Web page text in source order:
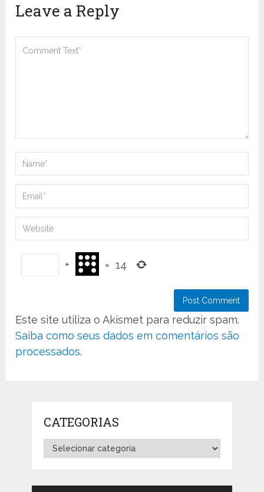
Leave a Reply
+ = 14
Este site utiliza o Akismet para reduzir spam.
Saiba como seus dados em comentários são
processados.
CATEGORIAS
Categorias